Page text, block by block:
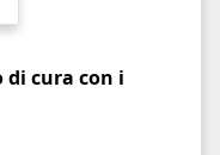
cura con i